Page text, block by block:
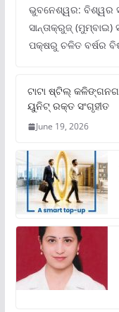
ଭୁବନେଶ୍ୱର: ବିଶ୍ୱର
ସାନ୍ତାକ୍ରୁଜ୍
ପକ୍ଷରୁ ଚଳିତ ବର୍ଷର
ଟାଟା ଷ୍ଟିଲ୍‌
ୟୁନିଟ୍‌ ରକ୍ତ ସଂଗୃହୀତ
June 19, 2026